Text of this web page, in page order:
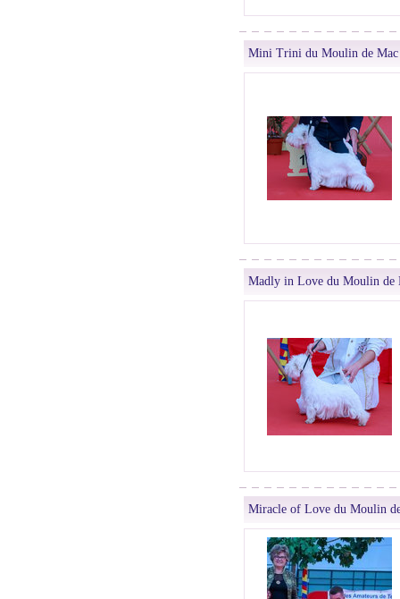
Mini Trini du Moulin de Mac
Madly in Love du Moulin de
Miracle of Love du Moulin